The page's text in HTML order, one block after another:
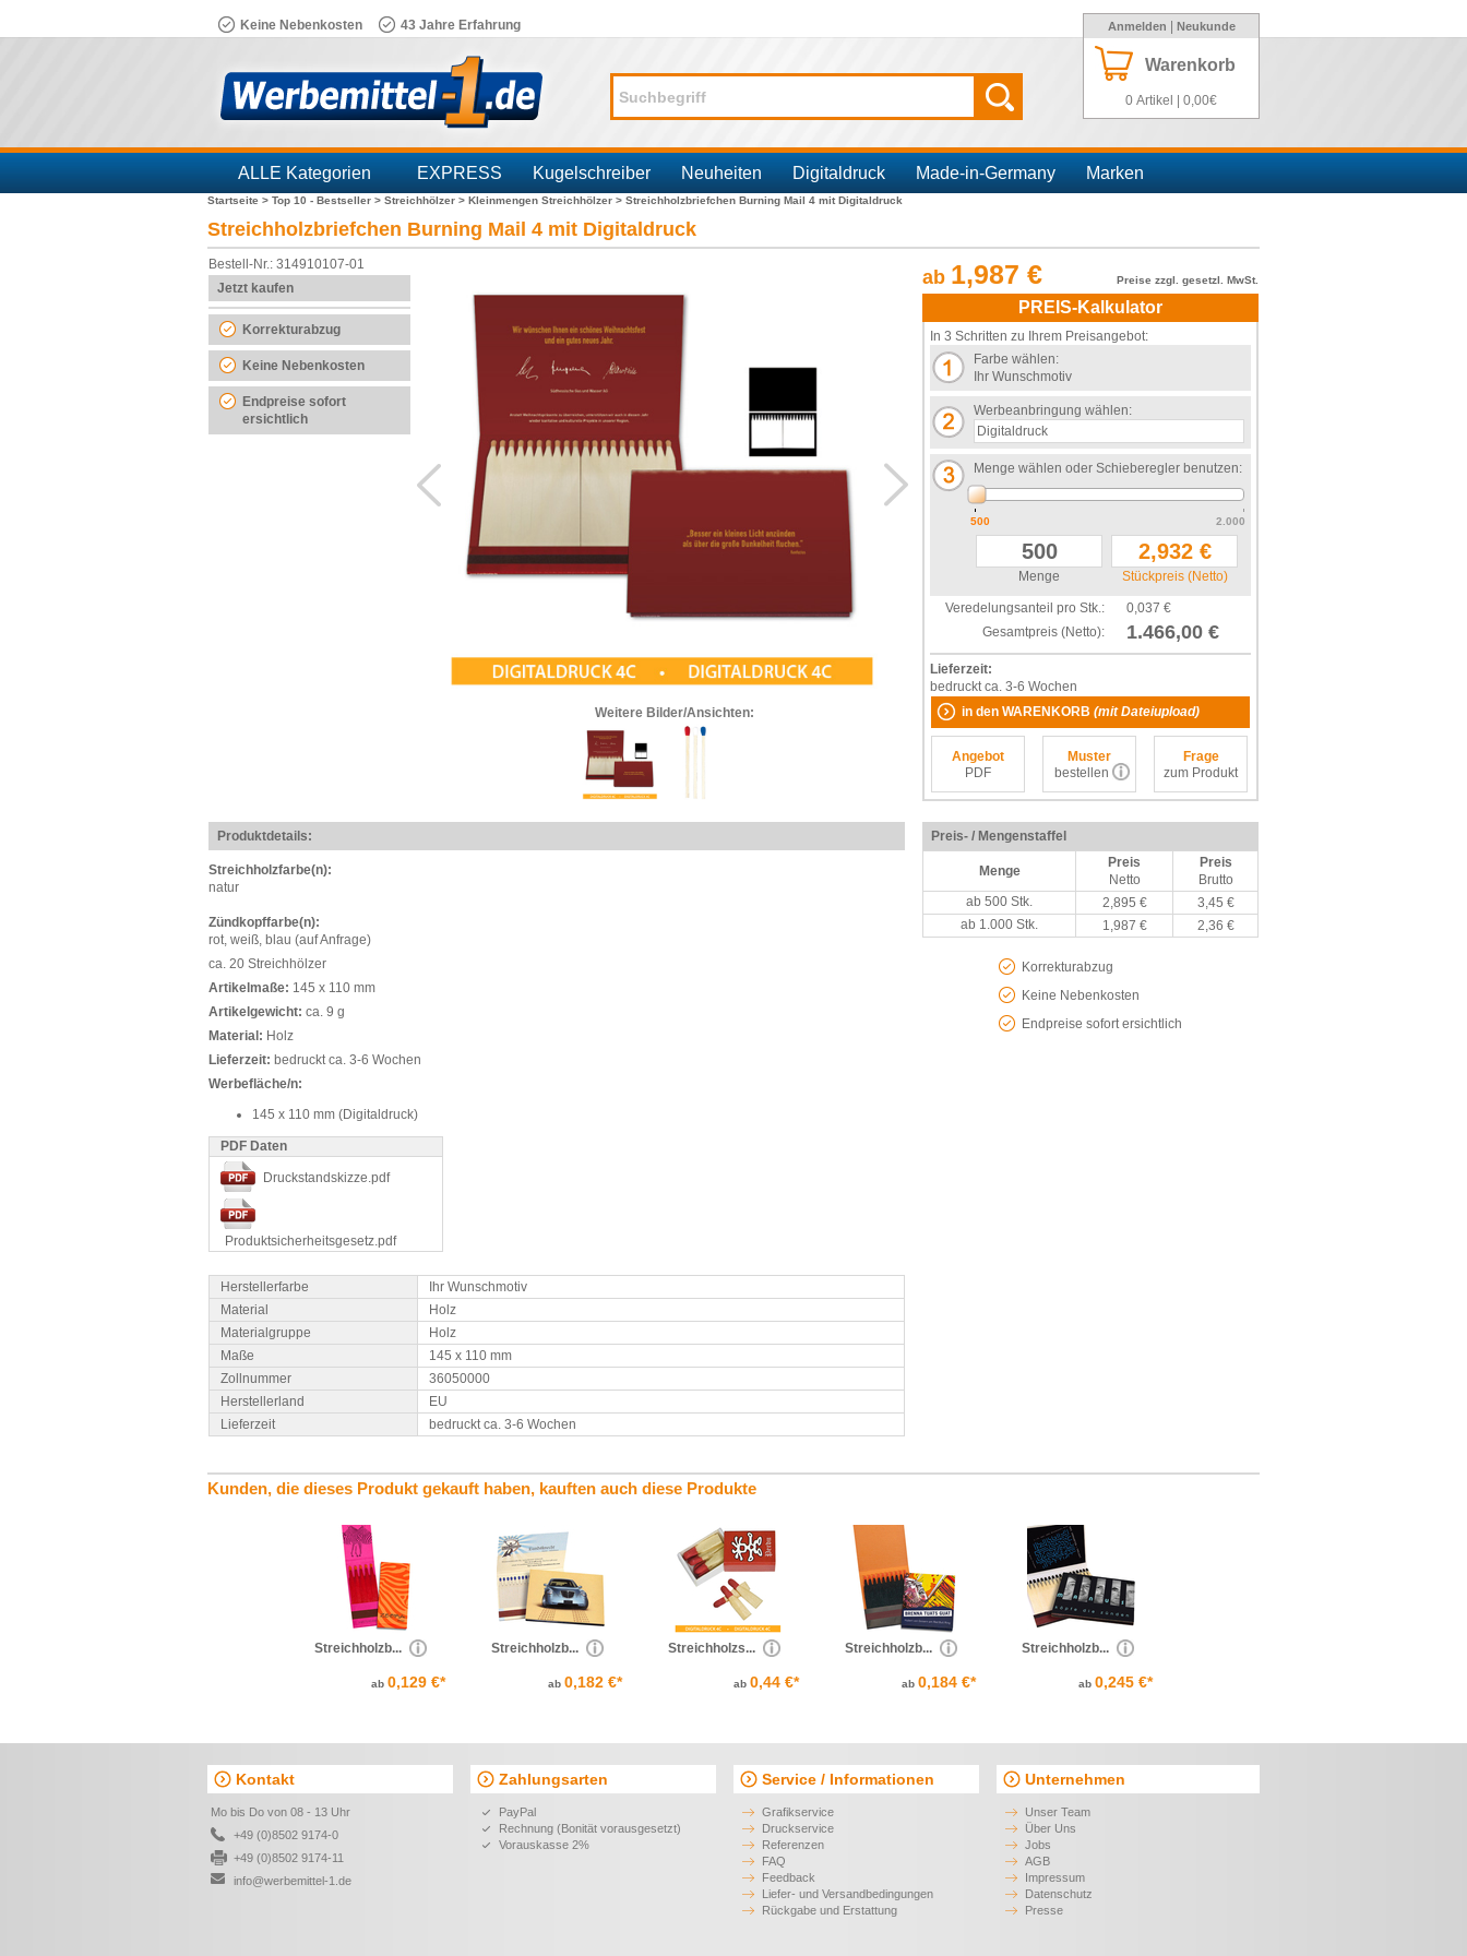
Keine Nebenkosten 43 Jahre Erfahrung Anmelden Neukunde
Warenkorb
0 Artikel | 0,00€
ALLE Kategorien EXPRESS Kugelschreiber Neuheiten Digitaldruck Made-in-Germany Marken
Branchen
Startseite > Top 10 - Bestseller > Streichhölzer > Kleinmengen Streichhölzer > Streichholzbriefchen Burning Mail 4 mit Digitaldruck
Streichholzbriefchen Burning Mail 4 mit Digitaldruck
Bestell-Nr.: 314910107-01
Jetzt kaufen
Korrekturabzug
Keine Nebenkosten
Endpreise sofort
ersichtlich
Weitere Bilder/Ansichten:
Preise zzgl. gesetzl. MwSt.
ab 1,987 €
PREIS-Kalkulator
In 3 Schritten zu Ihrem Preisangebot:
Farbe wählen:
Ihr Wunschmotiv
Werbeanbringung wählen:
Menge wählen oder Schieberegler benutzen:
500 2.000
Menge Stückpreis (Netto)
Veredelungsanteil pro Stk.:
0,037 €
Gesamtpreis (Netto):
1.466,00 €
Lieferzeit:
bedruckt ca. 3-6 Wochen
in den WARENKORB (mit Dateiupload)
Angebot
PDF
Muster
bestellen
Frage
zum Produkt
Produktdetails:
Streichholzfarbe(n):
natur
Zündkopffarbe(n):
rot, weiß, blau (auf Anfrage)
ca. 20 Streichhölzer
Artikelmaße: 145 x 110 mm
Artikelgewicht: ca. 9 g
Material: Holz
Lieferzeit: bedruckt ca. 3-6 Wochen
Werbefläche/n:
145 x 110 mm (Digitaldruck)
PDF Daten
Druckstandskizze.pdf
Produktsicherheitsgesetz.pdf
Herstellerfarbe
Ihr Wunschmotiv
Material
Holz
Materialgruppe
Holz
Maße
145 x 110 mm
Zollnummer
36050000
Herstellerland
EU
Lieferzeit
bedruckt ca. 3-6 Wochen
Preis- / Mengenstaffel
Menge
Preis
Netto
Preis
Brutto
ab 500 Stk.
2,895 €
3,45 €
ab 1.000 Stk.
1,987 € 2,36 €
Korrekturabzug
Keine Nebenkosten
Endpreise sofort ersichtlich
Kunden, die dieses Produkt gekauft haben, kauften auch diese Produkte
Streichholzb...
ab 0,129 €*
Streichholzb...
ab 0,182 €*
Streichholzs...
ab 0,44 €*
Streichholzb...
ab 0,184 €*
Streichholzb...
ab 0,245 €*
Kontakt
Mo bis Do von 08 - 13 Uhr
+49 (0)8502 9174-0
+49 (0)8502 9174-11
info@werbemittel-1.de
Zahlungsarten
PayPal
Rechnung (Bonität vorausgesetzt)
Vorauskasse 2%
Service / Informationen
Grafikservice
Druckservice
Referenzen
FAQ
Feedback
Liefer- und Versandbedingungen
Rückgabe und Erstattung
Unternehmen
Unser Team
Über Uns
Jobs
AGB
Impressum
Datenschutz
Presse